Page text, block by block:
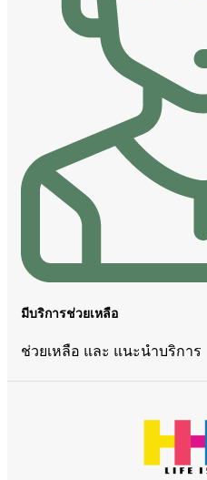
มีบริการช่วยเหลือ
ช่วยเหลือ และ แนะนำบริการ